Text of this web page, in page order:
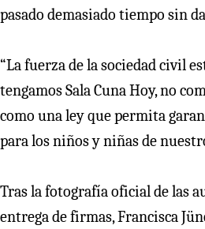
pasado demasiado tiempo sin
“La fuerza de la sociedad civil
tengamos Sala Cuna Hoy, no
como una ley que permita
para los niños y niñas de
Tras la fotografía oficial de las
entrega de firmas, Francisca